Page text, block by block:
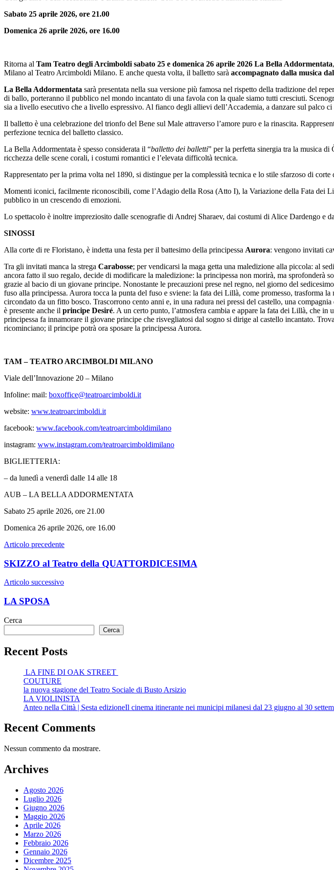
Sabato 25 aprile 2026, ore 21.00
Domenica 26 aprile 2026, ore 16.00
Ritorna al Tam Teatro degli Arcimboldi sabato 25 e domenica 26 aprile 2026 La Bella Addormentata
Milano al Teatro Arcimboldi Milano. E anche questa volta, il balletto sarà accompagnato dalla musica
La Bella Addormentata sarà presentata nella sua versione più famosa nel rispetto della tradizione del
di ballo, porteranno il pubblico nel mondo incantato di una favola con la quale siamo tutti cresciuti.
sia a livello esecutivo che a livello espressivo. Al fianco degli allievi dell’Accademia, a danzare sul palco
Il balletto è una celebrazione del trionfo del Bene sul Male attraverso l’amore puro e la rinascita.
perfezione tecnica del balletto classico.
La Bella Addormentata è spesso considerata il “balletto dei balletti” per la perfetta sinergia tra la musica
ricchezza delle scene corali, i costumi romantici e l’elevata difficoltà tecnica.
Rappresentato per la prima volta nel 1890, si distingue per la complessità tecnica e lo stile sfarzoso di
Momenti iconici, facilmente riconoscibili, come l’Adagio della Rosa (Atto I), la Variazione della Fata dei
pubblico in un crescendo di emozioni.
Lo spettacolo è inoltre impreziosito dalle scenografie di Andrej Sharaev, dai costumi di Alice Dardengo e
SINOSSI
Alla corte di re Floristano, è indetta una festa per il battesimo della principessa Aurora: vengono invitati
Tra gli invitati manca la strega Carabosse; per vendicarsi la maga getta una maledizione alla piccola: al
ancora fatto il suo regalo, decide di modificare la maledizione: la principessa non morirà, ma sprofonderà
grazie al bacio di un giovane principe. Nonostante le precauzioni prese nel regno, nel giorno del
fuso alla principessa. Aurora tocca la punta del fuso e sviene: la fata dei Lillà, come promesso,
circondato da un fitto bosco. Trascorrono cento anni e, in una radura nei pressi del castello, una
è presente anche il principe Desiré. A un certo punto, l’atmosfera cambia e appare la fata dei Lillà, che
principessa fa innamorare il giovane principe che risvegliatosi dal sogno si dirige al castello incantato.
ricominciano; il principe potrà ora sposare la principessa Aurora.
TAM – TEATRO ARCIMBOLDI MILANO
Viale dell’Innovazione 20 – Milano
Infoline: mail: boxoffice@teatroarcimboldi.it
website: www.teatroarcimboldi.it
facebook: www.facebook.com/teatroarcimboldimilano
instagram: www.instagram.com/teatroarcimboldimilano
BIGLIETTERIA:
– da lunedì a venerdì dalle 14 alle 18
AUB – LA BELLA ADDORMENTATA
Sabato 25 aprile 2026, ore 21.00
Domenica 26 aprile 2026, ore 16.00
Navigazione
articoli
Articolo precedente
SKIZZO al Teatro della QUATTORDICESIMA
Articolo successivo
LA SPOSA
Cerca
Cerca
Recent Posts
LA FINE DI OAK STREET
COUTURE
la nuova stagione del Teatro Sociale di Busto Arsizio
LA VIOLINISTA
Anteo nella Città | Sesta edizioneIl cinema itinerante nei municipi milanesi dal 23 giugno al 30
Recent Comments
Nessun commento da mostrare.
Archives
Agosto 2026
Luglio 2026
Giugno 2026
Maggio 2026
Aprile 2026
Marzo 2026
Febbraio 2026
Gennaio 2026
Dicembre 2025